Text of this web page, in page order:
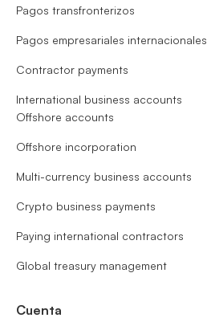
Pagos transfronterizos
Pagos empresariales internacionales
Contractor payments
International business accounts
Offshore accounts
Offshore incorporation
Multi-currency business accounts
Crypto business payments
Paying international contractors
Global treasury management
Cuenta